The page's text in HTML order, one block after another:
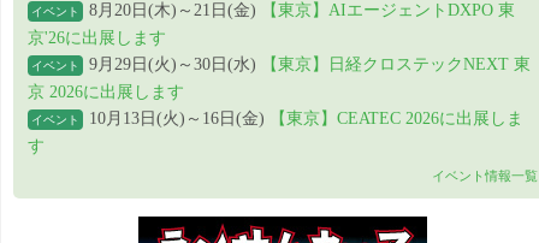
イベント 8月20日(木)～21日(金)
【東京】AIエージェントDXPO 東
京'26に出展します
イベント 9月29日(火)～30日(水)
【東京】日経クロステックNEXT 東
京 2026に出展します
イベント 10月13日(火)～16日(金)
【東京】CEATEC 2026に出展しま
す
イベント情報一覧